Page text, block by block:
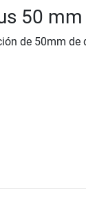
50
de 50mm de